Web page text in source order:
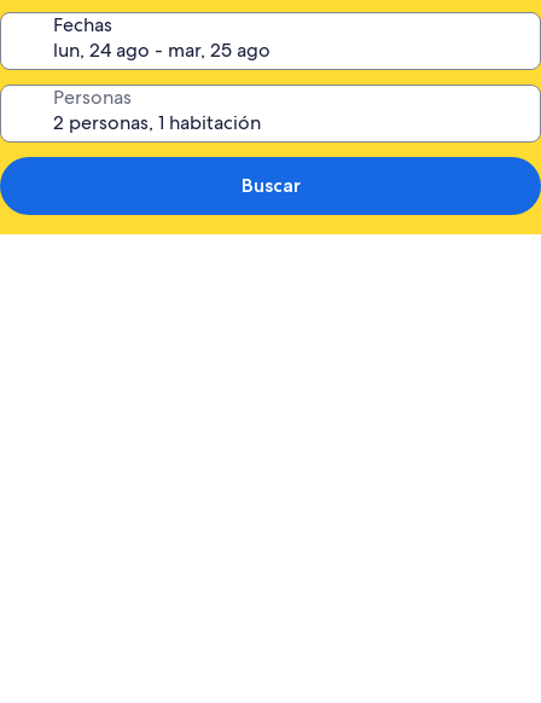
Fechas
Personas
Buscar